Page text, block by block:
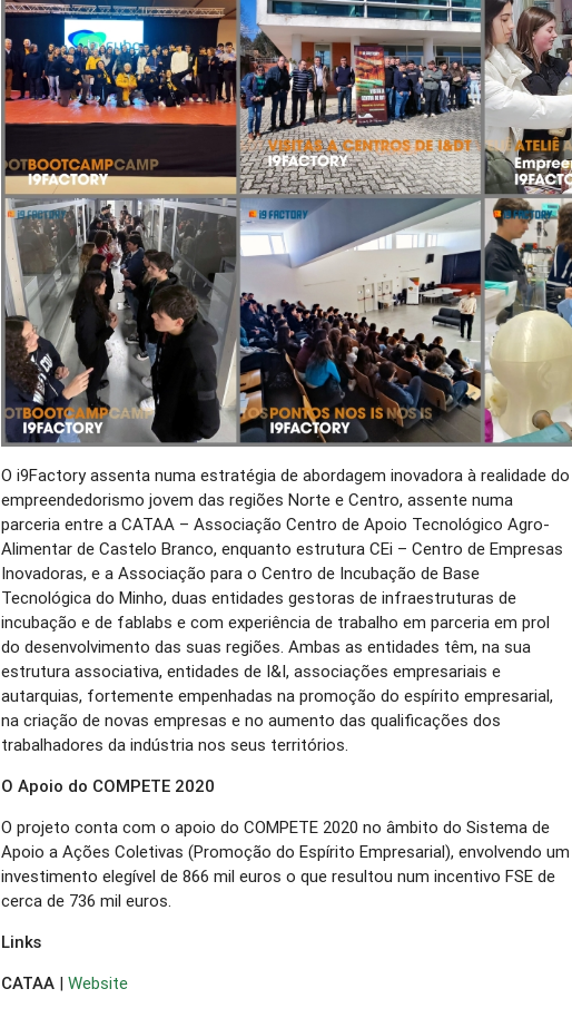
O i9Factory assenta numa estratégia de abordagem inovadora à realidade do
empreendedorismo jovem das regiões Norte e Centro, assente numa
parceria entre a CATAA – Associação Centro de Apoio Tecnológico Agro-
Alimentar de Castelo Branco, enquanto estrutura CEi – Centro de Empresas
Inovadoras, e a Associação para o Centro de Incubação de Base
Tecnológica do Minho, duas entidades gestoras de infraestruturas de
incubação e de fablabs e com experiência de trabalho em parceria em prol
do desenvolvimento das suas regiões. Ambas as entidades têm, na sua
estrutura associativa, entidades de I&I, associações empresariais e
autarquias, fortemente empenhadas na promoção do espírito empresarial,
na criação de novas empresas e no aumento das qualificações dos
trabalhadores da indústria nos seus territórios.
O Apoio do COMPETE 2020
O projeto conta com o apoio do COMPETE 2020 no âmbito do Sistema de
Apoio a Ações Coletivas (Promoção do Espírito Empresarial), envolvendo um
investimento elegível de 866 mil euros o que resultou num incentivo FSE de
cerca de 736 mil euros.
Links
CATAA |Website